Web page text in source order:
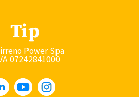
Tip
Power Spa
07242841000